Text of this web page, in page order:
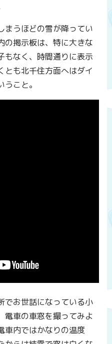
まうほどの雪が降ってい
の掲示板は、特に大きな
もなく、時間通りに表示
とも北千住方面へはダイ
こと。
でお世話になっている小
電車の車窓を撮ってみよ
車内ではかなりの温度